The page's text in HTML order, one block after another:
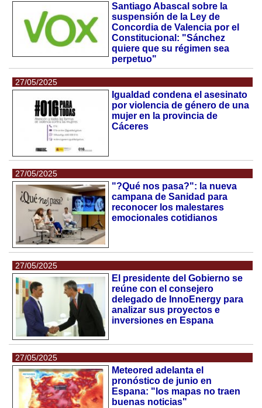
Santiago Abascal sobre la
suspensión de la Ley de
Concordia de Valencia por el
Constitucional: "Sánchez
quiere que su régimen sea
perpetuo"
27/05/2025
Igualdad condena el asesinato
por violencia de género de una
mujer en la provincia de
Cáceres
27/05/2025
"?Qué nos pasa?": la nueva
campana de Sanidad para
reconocer los malestares
emocionales cotidianos
27/05/2025
El presidente del Gobierno se
reúne con el consejero
delegado de InnoEnergy para
analizar sus proyectos e
inversiones en Espana
27/05/2025
Meteored adelanta el
pronóstico de junio en
Espana: "los mapas no traen
buenas noticias"